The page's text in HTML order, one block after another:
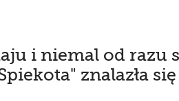
i niemal od razu
znalazła